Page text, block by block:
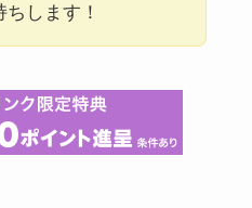
します！